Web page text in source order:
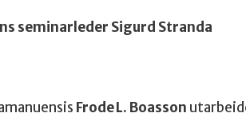
seminarleder Sigurd Stranda
Frode L. Boasson